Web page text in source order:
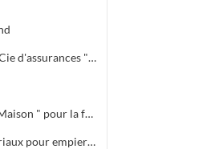
Autorisation d'encaisser. Accident de travail. Cie d'assurances " La Préservatrice " et " La Providence "
Traité de gré de gré avec les établissements " Maison " pour la fourniture et la pose d'un portail en fer forgé au bosquet
Traité Guiraud Théodule fournitures de matériaux pour empierrements